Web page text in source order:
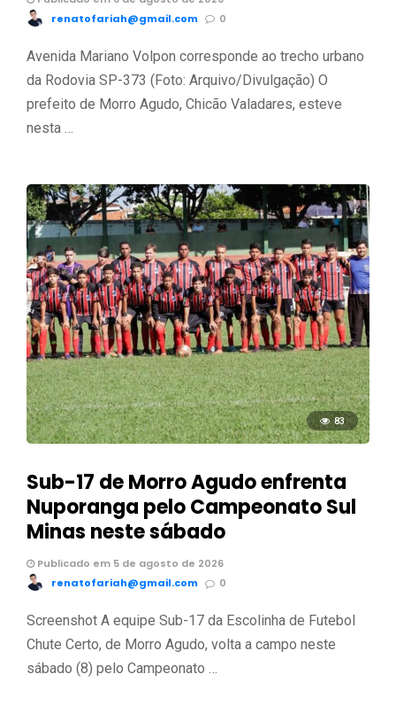
renatofariah@gmail.com
0
Avenida Mariano Volpon corresponde ao trecho urbano
da Rodovia SP-373 (Foto: Arquivo/Divulgação) O
prefeito de Morro Agudo, Chicão Valadares, esteve
nesta …
83
Sub-17 de Morro Agudo enfrenta
Nuporanga pelo Campeonato Sul
Minas neste sábado
Publicado em 5 de agosto de 2026
renatofariah@gmail.com
0
Screenshot A equipe Sub-17 da Escolinha de Futebol
Chute Certo, de Morro Agudo, volta a campo neste
sábado (8) pelo Campeonato …